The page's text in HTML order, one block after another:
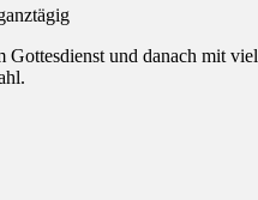
Gottesdienst und danach mit viel